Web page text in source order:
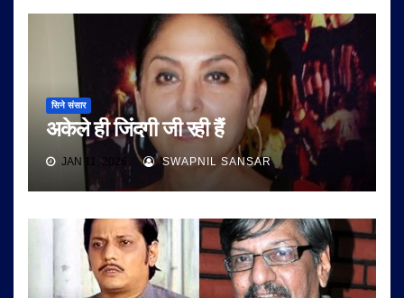
सिने संसार
अकेले ही जिंदगी जी रही हैं
JAN 11, 2026 SWAPNIL SANSAR